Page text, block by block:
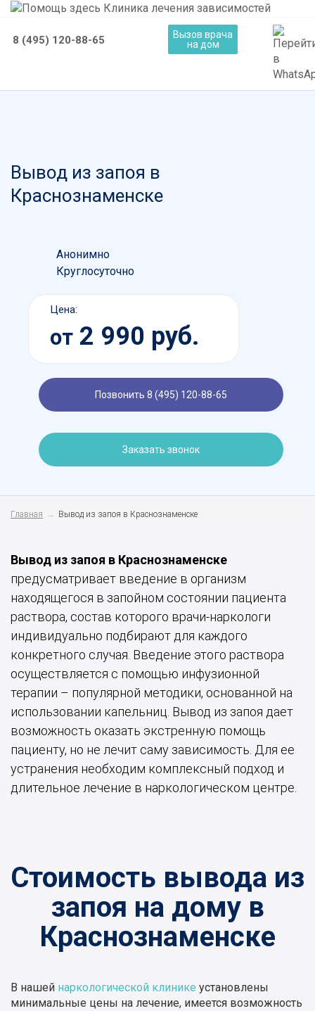
8 (495) 120-88-65
Вызов врача
на дом
Вывод из запоя в
Краснознаменске
Анонимно
Круглосуточно
Цена:
от 2 990 руб.
Позвонить 8 (495) 120-88-65
Заказать звонок
Главная Вывод из запоя в Краснознаменске
Вывод из запоя в Краснознаменске
предусматривает введение в организм
находящегося в запойном состоянии пациента
раствора, состав которого врачи-наркологи
индивидуально подбирают для каждого
конкретного случая. Введение этого раствора
осуществляется с помощью инфузионной
терапии – популярной методики, основанной на
использовании капельниц. Вывод из запоя дает
возможность оказать экстренную помощь
пациенту, но не лечит саму зависимость. Для ее
устранения необходим комплексный подход и
длительное лечение в наркологическом центре.
Стоимость вывода из
запоя на дому в
Краснознаменске
В нашей наркологической клинике установлены
минимальные цены на лечение, имеется возможность